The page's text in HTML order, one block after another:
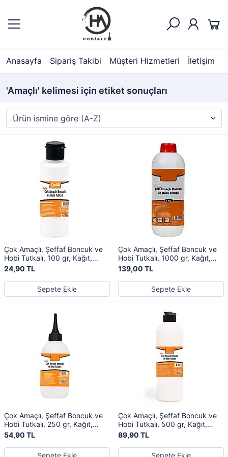
Anasayfa Sipariş Takibi Müşteri Hizmetleri İletişim
'Amaçlı' kelimesi için etiket sonuçları
Çok Amaçlı, Şeffaf Boncuk ve
Hobi Tutkalı, 100 gr, Kağıt,
Ahşap, Kumaş Yapıştırıcı
24,90 TL
Sepete Ekle
Çok Amaçlı, Şeffaf Boncuk ve
Hobi Tutkalı, 1000 gr, Kağıt,
Ahşap, Kumaş Yapıştırıcı
139,00 TL
Sepete Ekle
Çok Amaçlı, Şeffaf Boncuk ve
Hobi Tutkalı, 250 gr, Kağıt,
Ahşap, Kumaş Yapıştırıcı
54,90 TL
Sepete Ekle
Çok Amaçlı, Şeffaf Boncuk ve
Hobi Tutkalı, 500 gr, Kağıt,
Ahşap, Kumaş Yapıştırıcı
89,90 TL
Sepete Ekle